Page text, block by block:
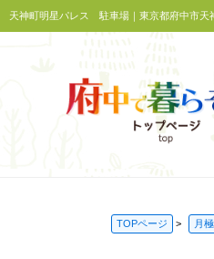
天神町明星パレス 駐車場｜東京都府中市天
TOPページ > 月